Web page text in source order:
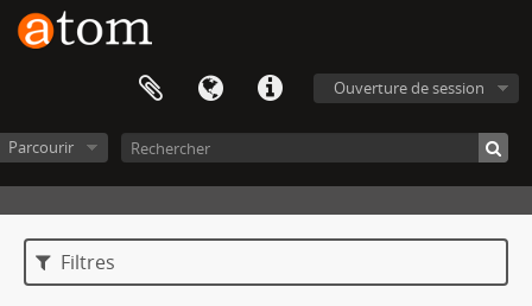
Ouverture de session
Parcourir
Filtres